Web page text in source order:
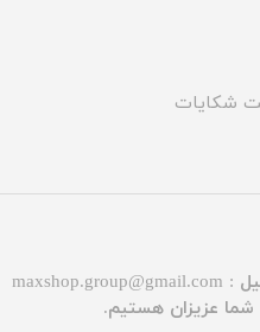
شکایات
:
maxshop.group@gmail.com